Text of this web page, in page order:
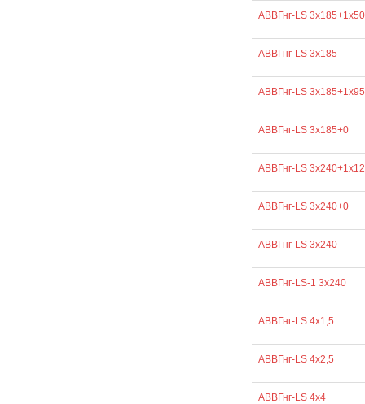
АВВГнг-LS 3х185+1х50
АВВГнг-LS 3х185
АВВГнг-LS 3х185+1х95
АВВГнг-LS 3х185+0
АВВГнг-LS
АВВГнг-LS 3х240+0
АВВГнг-LS 3х240
АВВГнг-LS-1 3х240
АВВГнг-LS 4х1,5
АВВГнг-LS 4х2,5
АВВГнг-LS 4х4